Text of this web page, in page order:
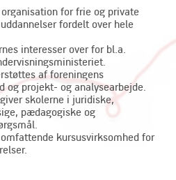
for frie og private
fordelt over hele
interesser over for bl.a.
af foreningens
og projekt- og analysearbejde.
skolerne i juridiske,
pædagogiske og
kursusvirksomhed for